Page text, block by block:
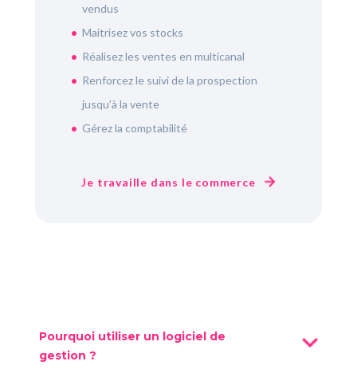
vendus
Maitrisez vos stocks
Réalisez les ventes en multicanal
Renforcez le suivi de la prospection
jusqu’à la vente
Gérez la comptabilité
Je travaille dans le commerce
Pourquoi utiliser un logiciel de
gestion ?